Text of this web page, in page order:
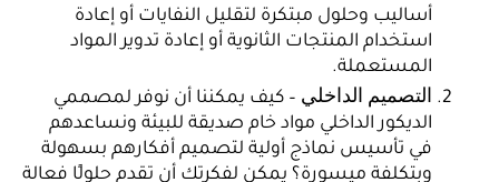
أساليب وحلول مبتكرة لتقليل النفايات أو إعادة
استخدام المنتجات الثانوية أو إعادة تدوير المواد
المستعملة.
التصميم الداخلي – كيف يمكننا أن نوفر لمصممي
الديكور الداخلي مواد خام صديقة للبيئة ونساعدهم
في تأسيس نماذج أولية لتصميم أفكارهم بسهولة
وبتكلفة ميسورة؟ يمكن لفكرتك أن تقدم حلولًا فعالة